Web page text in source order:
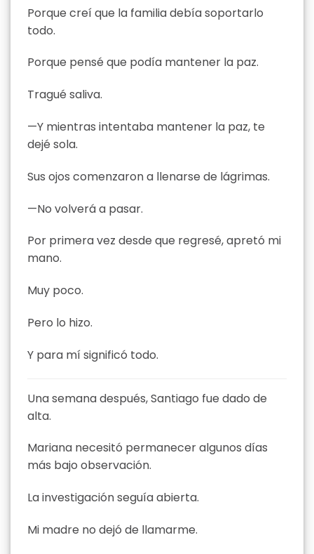
Porque creí que la familia debía soportarlo
todo.
Porque pensé que podía mantener la paz.
Tragué saliva.
—Y mientras intentaba mantener la paz, te
dejé sola.
Sus ojos comenzaron a llenarse de lágrimas.
—No volverá a pasar.
Por primera vez desde que regresé, apretó mi
mano.
Muy poco.
Pero lo hizo.
Y para mí significó todo.
Una semana después, Santiago fue dado de
alta.
Mariana necesitó permanecer algunos días
más bajo observación.
La investigación seguía abierta.
Mi madre no dejó de llamarme.